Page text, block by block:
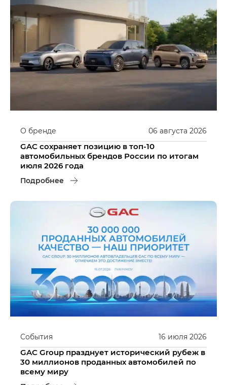
06 августа 2026
О бренде
GAC сохраняет позицию в топ-10
автомобильных брендов России по итогам
июля 2026 года
Подробнее
16 июля 2026
События
GAC Group празднует исторический рубеж в
30 миллионов проданных автомобилей по
всему миру